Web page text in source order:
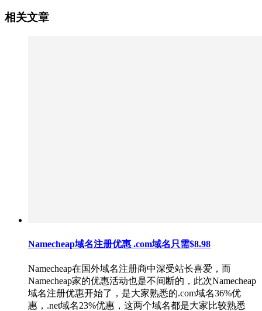
相关文章
Namecheap域名注册优惠 .com域名只需$8.98
Namecheap在国外域名注册商中深受站长喜爱，而
Namecheap家的优惠活动也是不间断的，此次Namecheap
域名注册优惠开始了，是大家熟悉的.com域名36%优
惠，.net域名23%优惠，这两个域名都是大家比较熟悉